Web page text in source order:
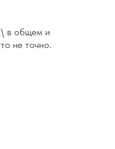
\ в общем и
не точно.